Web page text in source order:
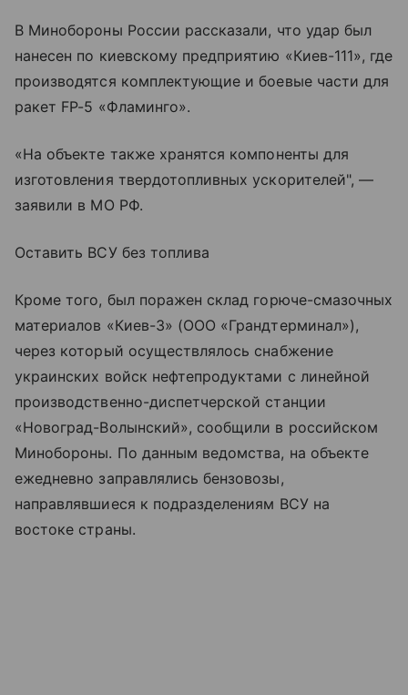
В Минобороны России рассказали, что удар был
нанесен по киевскому предприятию «Киев-111», где
производятся комплектующие и боевые части для
ракет FP-5 «Фламинго».
«На объекте также хранятся компоненты для
изготовления твердотопливных ускорителей", —
заявили в МО РФ.
Оставить ВСУ без топлива
Кроме того, был поражен склад горюче-смазочных
материалов «Киев-3» (ООО «Грандтерминал»),
через который осуществлялось снабжение
украинских войск нефтепродуктами с линейной
производственно-диспетчерской станции
«Новоград-Волынский», сообщили в российском
Минобороны. По данным ведомства, на объекте
ежедневно заправлялись бензовозы,
направлявшиеся к подразделениям ВСУ на
востоке страны.